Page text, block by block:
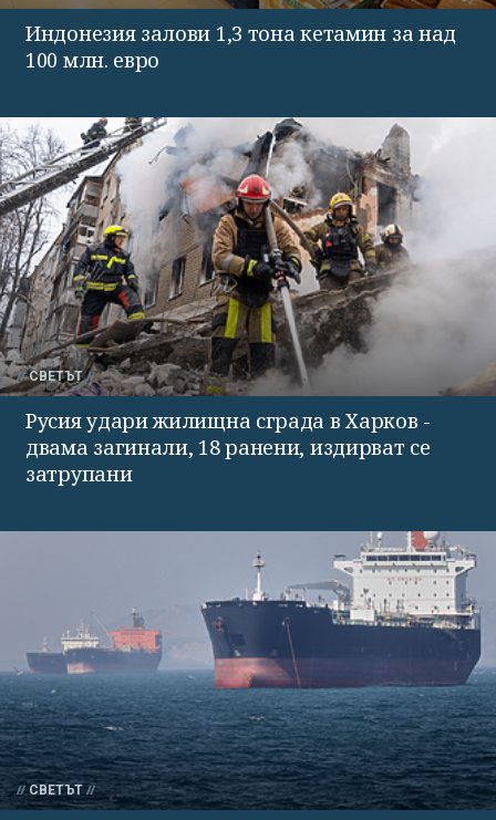
Индонезия залови 1,3 тона кетамин за над
100 млн. евро
СВЕТЪТ
Русия удари жилищна сграда в Харков -
двама загинали, 18 ранени, издирват се
затрупани
СВЕТЪТ